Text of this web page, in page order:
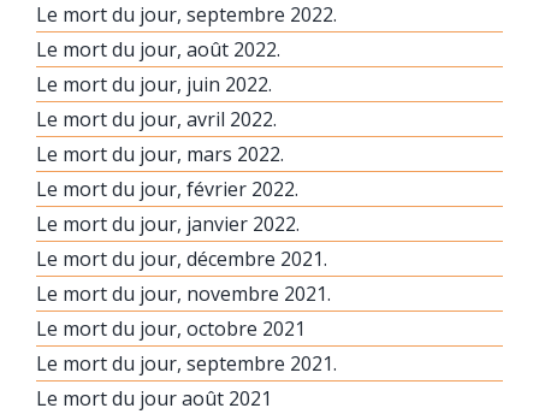
Le mort du jour, septembre 2022.
Le mort du jour, août 2022.
Le mort du jour, juin 2022.
Le mort du jour, avril 2022.
Le mort du jour, mars 2022.
Le mort du jour, février 2022.
Le mort du jour, janvier 2022.
Le mort du jour, décembre 2021.
Le mort du jour, novembre 2021.
Le mort du jour, octobre 2021
Le mort du jour, septembre 2021.
Le mort du jour août 2021